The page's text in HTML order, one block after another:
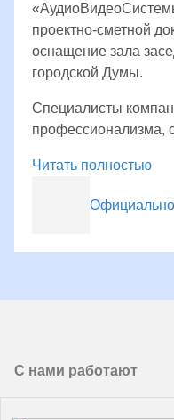
проектно-сметной
оснащение зала
городской Думы.
Специалисты
профессионализма,
Читать полностью
С нами работают